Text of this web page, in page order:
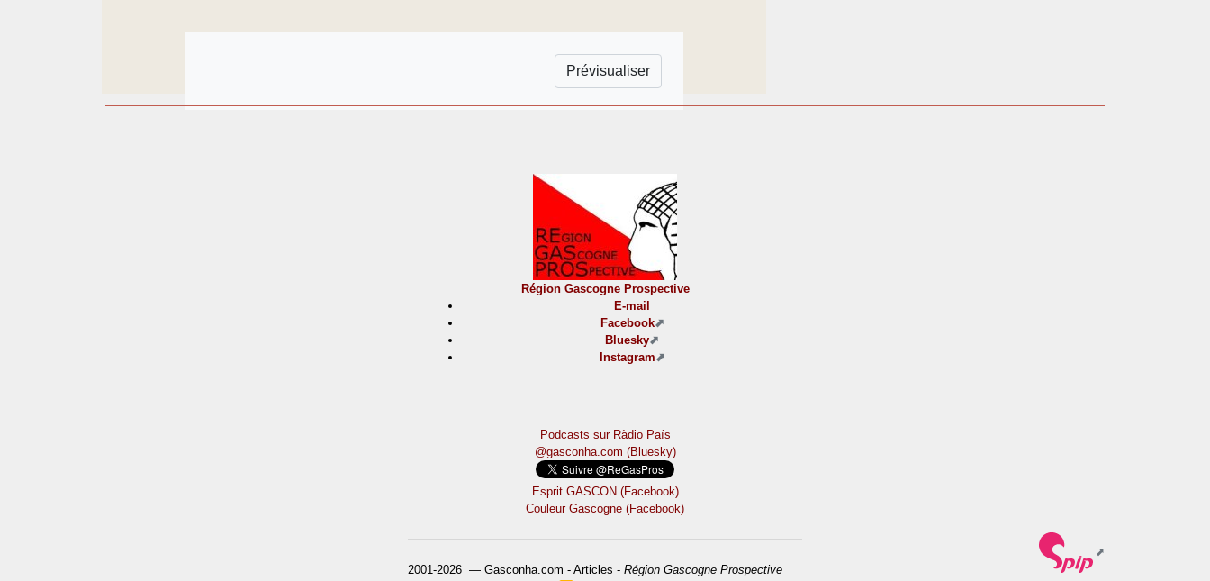
Région Gascogne Prospective
E-mail
Facebook
Bluesky
Instagram
Podcasts sur Ràdio País
@gasconha.com (Bluesky)
Esprit GASCON (Facebook)
Couleur Gascogne (Facebook)
2001-2026 — Gasconha.com - Articles - Région Gascogne Prospective